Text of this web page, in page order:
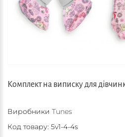
Комплект на виписку для
Виробники Tunes
Код товару: 5v1-4-4s